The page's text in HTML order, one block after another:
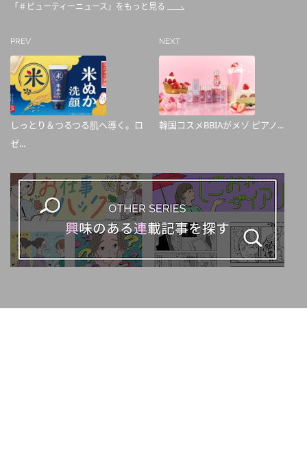
「＃ビューティーニュース」をもっと見る
PREV
しっとり＆つるつる肌へ導く。ロ
ゼ...
NEXT
韓国コスメBBIAがメゾ ピアノ...